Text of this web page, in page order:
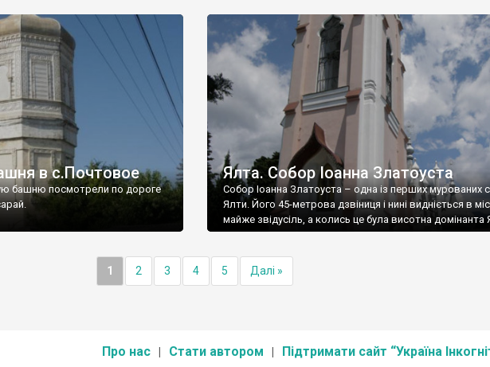
в с.Почтовое
башню посмотрели по дороге
Ялта. Собор Іоанна Златоуста
Собор Іоанна Златоуста – одна із перших мурованих
Ялти. Його 45-метрова дзвіниця і нині видніється в
майже звідусіль, а колись це була висотна домінанта
1 2 3 4 5 Далі »
Про нас Стати автором Підтримати сайт “Україна